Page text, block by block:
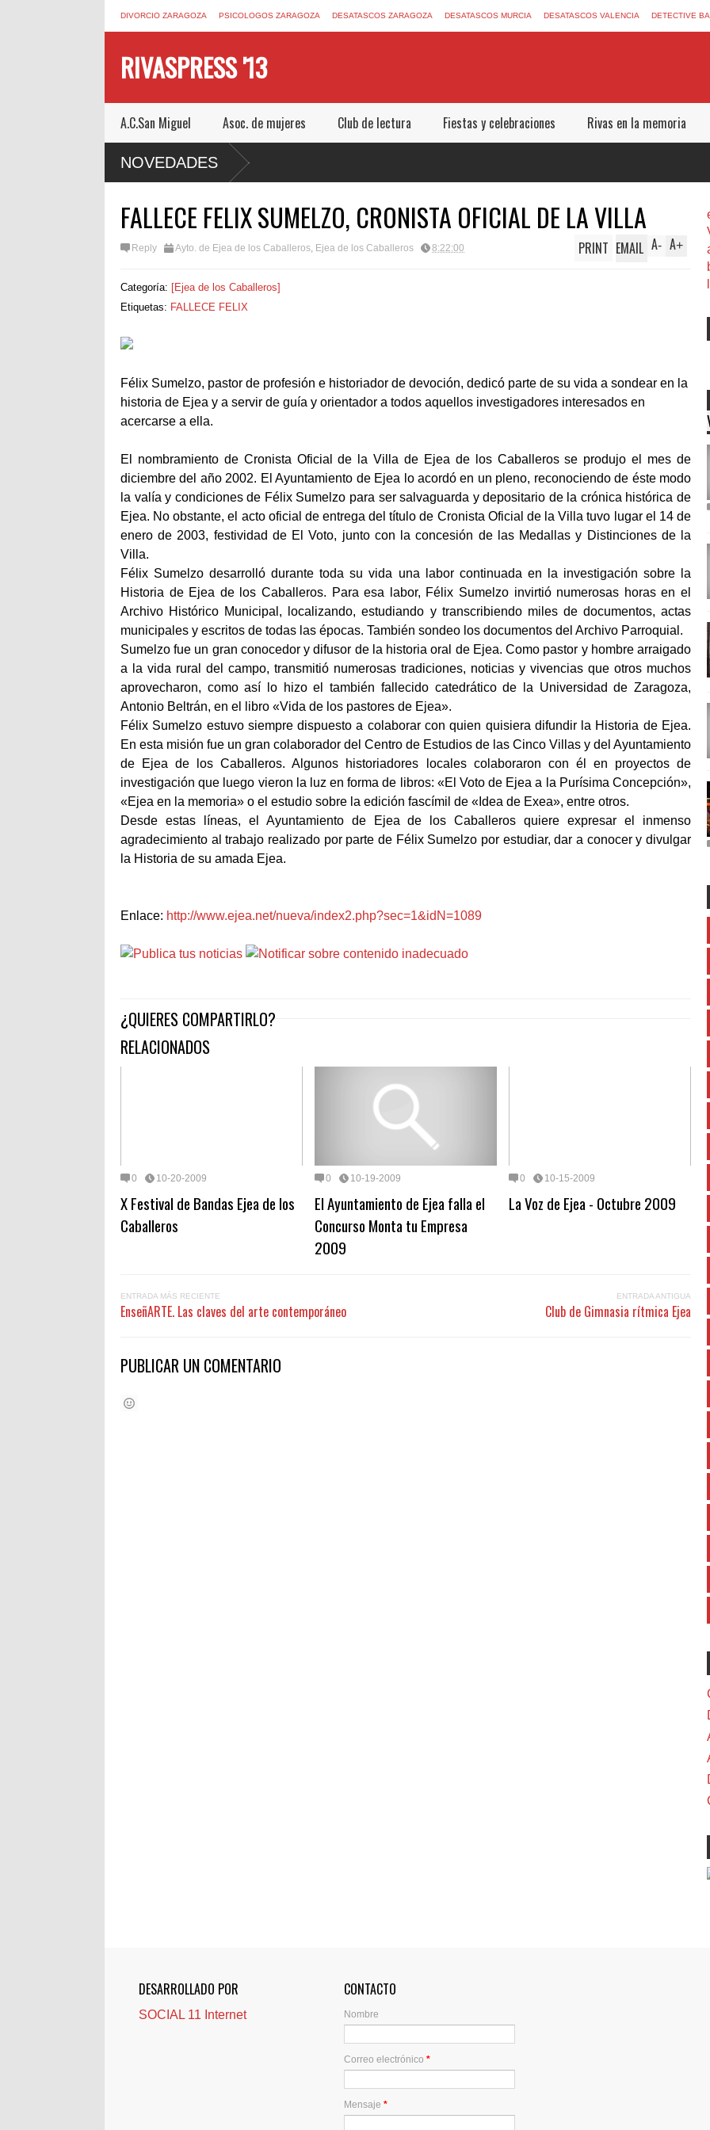
DIVORCIO ZARAGOZA PSICOLOGOS ZARAGOZA DESATASCOS ZARAGOZA DESATASCOS MURCIA DESATASCOS VALENCIA DETECTIVE
RIVASPRESS '13
A.C.San Miguel Asoc. de mujeres Club de lectura Fiestas y celebraciones Rivas en la memoria
NOVEDADES
ESCAPE ROOM DE MUCHO MIEDO EN
FALLECE FELIX SUMELZO, CRONISTA OFICIAL DE LA VILLA
Reply Ayto. de Ejea de los Caballeros, Ejea de los Caballeros 8:22:00 A+
A-
PRINT EMAIL
Categoría: [Ejea de los Caballeros]
Etiquetas: FALLECE FELIX
Félix Sumelzo, pastor de profesión e historiador de devoción, dedicó parte de su vida a sondear en la
historia de Ejea y a servir de guía y orientador a todos aquellos investigadores interesados en
acercarse a ella.
El nombramiento de Cronista Oficial de la Villa de Ejea de los Caballeros se produjo el mes de
diciembre del año 2002. El Ayuntamiento de Ejea lo acordó en un pleno, reconociendo de éste modo
la valía y condiciones de Félix Sumelzo para ser salvaguarda y depositario de la crónica histórica de
Ejea. No obstante, el acto oficial de entrega del título de Cronista Oficial de la Villa tuvo lugar el 14 de
enero de 2003, festividad de El Voto, junto con la concesión de las Medallas y Distinciones de la
Villa.
Félix Sumelzo desarrolló durante toda su vida una labor continuada en la investigación sobre la
Historia de Ejea de los Caballeros. Para esa labor, Félix Sumelzo invirtió numerosas horas en el
Archivo Histórico Municipal, localizando, estudiando y transcribiendo miles de documentos, actas
municipales y escritos de todas las épocas. También sondeo los documentos del Archivo Parroquial.
Sumelzo fue un gran conocedor y difusor de la historia oral de Ejea. Como pastor y hombre arraigado
a la vida rural del campo, transmitió numerosas tradiciones, noticias y vivencias que otros muchos
aprovecharon, como así lo hizo el también fallecido catedrático de la Universidad de Zaragoza,
Antonio Beltrán, en el libro «Vida de los pastores de Ejea».
Félix Sumelzo estuvo siempre dispuesto a colaborar con quien quisiera difundir la Historia de Ejea.
En esta misión fue un gran colaborador del Centro de Estudios de las Cinco Villas y del Ayuntamiento
de Ejea de los Caballeros. Algunos historiadores locales colaboraron con él en proyectos de
investigación que luego vieron la luz en forma de libros: «El Voto de Ejea a la Purísima Concepción»,
«Ejea en la memoria» o el estudio sobre la edición fascímil de «Idea de Exea», entre otros.
Desde estas líneas, el Ayuntamiento de Ejea de los Caballeros quiere expresar el inmenso
agradecimiento al trabajo realizado por parte de Félix Sumelzo por estudiar, dar a conocer y divulgar
la Historia de su amada Ejea.
Enlace: http://www.ejea.net/nueva/index2.php?sec=1&idN=1089
¿QUIERES COMPARTIRLO?
RELACIONADOS
0 10-20-2009
X Festival de Bandas Ejea de los
Caballeros
0 10-19-2009
El Ayuntamiento de Ejea falla el
Concurso Monta tu Empresa
2009
0 10-15-2009
La Voz de Ejea - Octubre 2009
ENTRADA MÁS RECIENTE
EnseñARTE. Las claves del arte contemporáneo
ENTRADA ANTIGUA
Club de Gimnasia rítmica Ejea
PUBLICAR UN COMENTARIO
DESARROLLADO POR
SOCIAL 11 Internet
CONTACTO
Nombre
Correo electrónico*
Mensaje*